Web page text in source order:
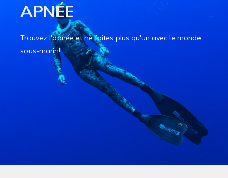
APNÉE
Trouvez l'apnée et ne faites plus qu'un avec le monde
sous-marin!